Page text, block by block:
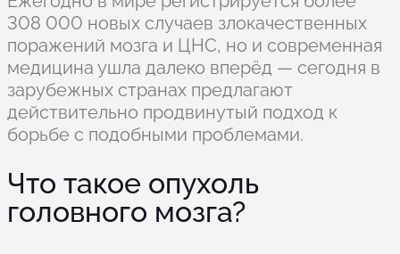
308 000 новых случаев злокачественных
поражений мозга и ЦНС, но и современная
медицина ушла далеко вперёд — сегодня в
зарубежных странах предлагают
действительно продвинутый подход к
борьбе с подобными проблемами.
Что такое опухоль
головного мозга?